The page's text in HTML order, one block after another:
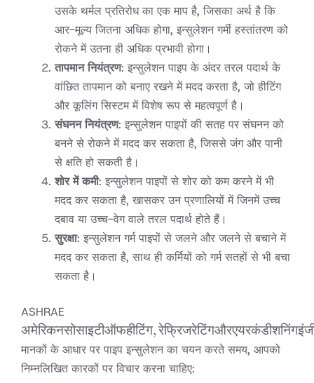
उसके थर्मल प्रतिरोध का एक माप है, जिसका अर्थ है कि
आर-मूल्य जितना अधिक होगा, इन्सुलेशन गर्मी हस्तांतरण को
रोकने में उतना ही अधिक प्रभावी होगा।
तापमान नियंत्रण: इन्सुलेशन पाइप के अंदर तरल पदार्थ के
वांछित तापमान को बनाए रखने में मदद करता है, जो हीटिंग
और कूलिंग सिस्टम में विशेष रूप से महत्वपूर्ण है।
संघनन नियंत्रण: इन्सुलेशन पाइपों की सतह पर संघनन को
बनने से रोकने में मदद कर सकता है, जिससे जंग और पानी
से क्षति हो सकती है।
शोर में कमी: इन्सुलेशन पाइपों से शोर को कम करने में भी
मदद कर सकता है, खासकर उन प्रणालियों में जिनमें उच्च
दबाव या उच्च-वेग वाले तरल पदार्थ होते हैं।
सुरक्षा: इन्सुलेशन गर्म पाइपों से जलने और जलने से बचाने में
मदद कर सकता है, साथ ही कर्मियों को गर्म सतहों से भी बचा
सकता है।
ASHRAE
सोसाइटी
रेफ्रिजरेटिंग
और एयर
अमेरिकनसोसाइटीऑफहीटिंग,
मानकों के आधार पर पाइप इन्सुलेशन का चयन करते समय, आपको
निम्नलिखित कारकों पर विचार करना चाहिए: